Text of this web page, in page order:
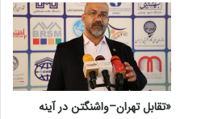
«تقابل تهران–واشنگتن در آینه